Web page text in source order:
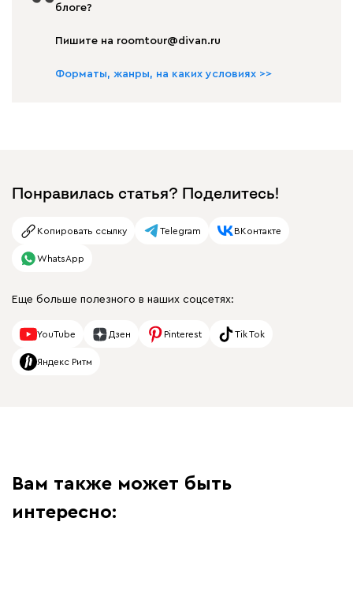
блоге?
Пишите на roomtour@divan.ru
Форматы, жанры, на каких условиях >>
Понравилась статья? Поделитесь!
Копировать ссылку Telegram ВКонтакте
WhatsApp
Еще больше полезного в наших соцсетях:
YouTube Дзен Pinterest Tik Tok
Яндекс Ритм
Вам также может быть
интересно: